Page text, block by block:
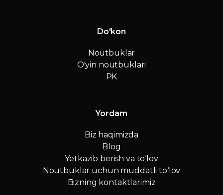
Do'kon
Noutbuklar
O'yin noutbuklari
PK
Yordam
Biz haqimizda
Blog
Yetkazib berish va to‘lov
Noutbuklar uchun muddatli to‘lov
Bizning kontaktlarimiz